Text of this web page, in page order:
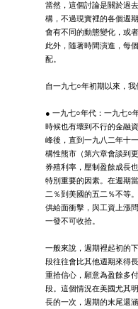
當然，這個討論是關於過
構，不過現實裡的各個週
會有不同的動態變化，或
此外，隨著時間演進，每
配。
自一九七○年初期以來，我
● 一九七○年代：一九七○
時候也有壞到不行的金融
峰後，直到一九八二年十
構性熊市（第六章會談到
券殖利率，壓制盈餘成長
特別重要的因素。在週期
二％到美國的五二％不等
供給面衝擊，與工資上漲
一發不可收拾。
一般來說，週期裡起初的
段往往會比其他週期來得
重拾信心，願意為盈餘多
段。這個情況在美國尤其
長的一次，週期的末尾還